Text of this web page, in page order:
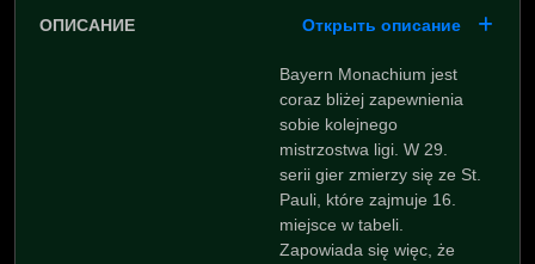
Открыть описание
Bayern Monachium jest
coraz bliżej zapewnienia
sobie kolejnego
mistrzostwa ligi. W 29.
serii gier zmierzy się ze St.
Pauli, które zajmuje 16.
miejsce w tabeli.
Zapowiada się więc, że